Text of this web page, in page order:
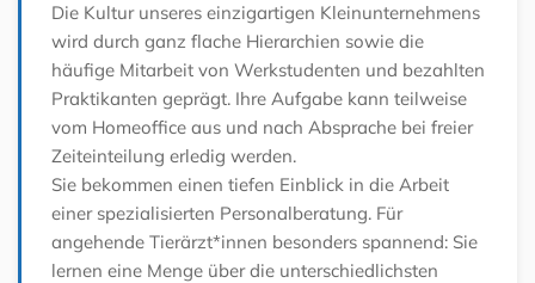
Die Kultur unseres einzigartigen Kleinunternehmens
wird durch ganz flache Hierarchien sowie die
häufige Mitarbeit von Werkstudenten und bezahlten
Praktikanten geprägt. Ihre Aufgabe kann teilweise
vom Homeoffice aus und nach Absprache bei freier
Zeiteinteilung erledig werden.
Sie bekommen einen tiefen Einblick in die Arbeit
einer spezialisierten Personalberatung. Für
angehende Tierärzt*innen besonders spannend: Sie
lernen eine Menge über die unterschiedlichsten